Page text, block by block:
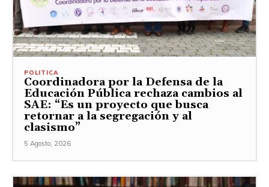
POLITICA
Coordinadora por la Defensa de la
Educación Pública rechaza cambios al
SAE: “Es un proyecto que busca
retornar a la segregación y al
clasismo”
5 Agosto, 2026